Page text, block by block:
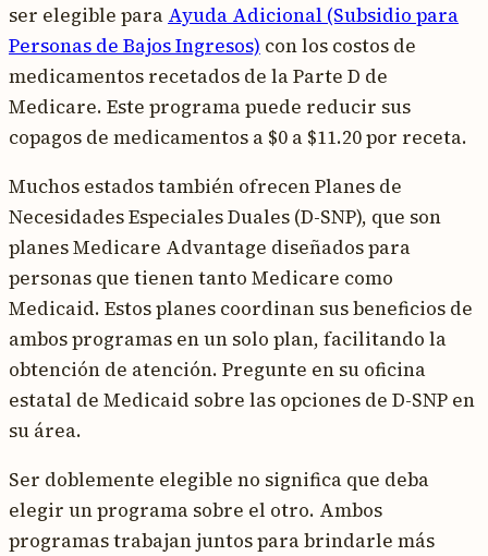
ser elegible para Ayuda Adicional (Subsidio para
Personas de Bajos Ingresos) con los costos de
medicamentos recetados de la Parte D de
Medicare. Este programa puede reducir sus
copagos de medicamentos a $0 a $11.20 por receta.
Muchos estados también ofrecen Planes de
Necesidades Especiales Duales (D-SNP), que son
planes Medicare Advantage diseñados para
personas que tienen tanto Medicare como
Medicaid. Estos planes coordinan sus beneficios de
ambos programas en un solo plan, facilitando la
obtención de atención. Pregunte en su oficina
estatal de Medicaid sobre las opciones de D-SNP en
su área.
Ser doblemente elegible no significa que deba
elegir un programa sobre el otro. Ambos
programas trabajan juntos para brindarle más